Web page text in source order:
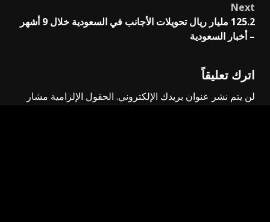
Next
125.2 مليار ريال تحويلات الأجانب في السعودية خلال 9 أشهر
– أخبار السعودية
اترك تعليقاً
لن يتم نشر عنوان بريدك الإلكتروني. الحقول الإلزامية مشار